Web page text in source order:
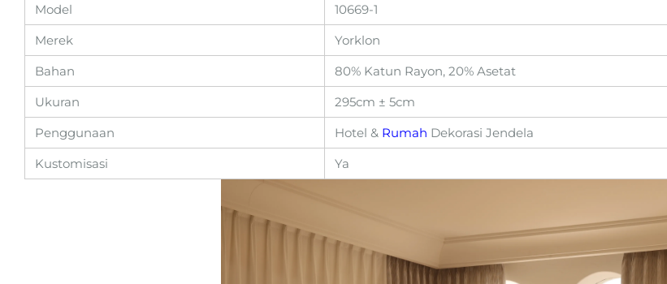
Model
10669-1
Merek
Yorklon
Bahan
80% Katun Rayon, 20% Asetat
Ukuran
295cm ± 5cm
Penggunaan
Hotel & Rumah Dekorasi Jendela
Kustomisasi
Ya